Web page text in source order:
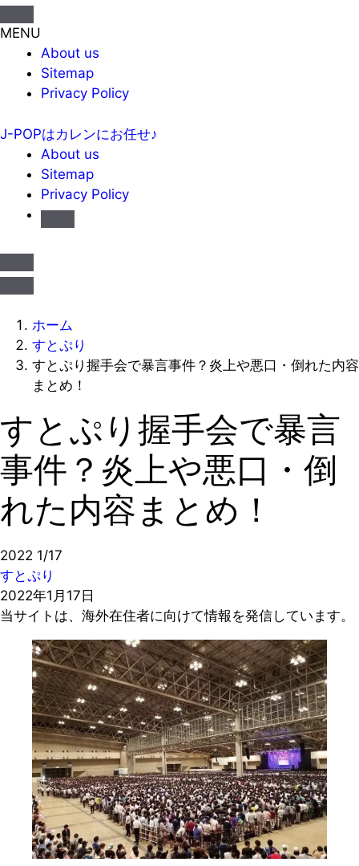
MENU
About us
Sitemap
Privacy Policy
J-POPはカレンにお任せ♪
About us
Sitemap
Privacy Policy
ホーム
すとぷり
すとぷり握手会で暴言事件？炎上や悪口・倒れた内容
まとめ！
すとぷり握手会で暴言
事件？炎上や悪口・倒
れた内容まとめ！
2022 1/17
すとぷり
2022年1月17日
当サイトは、海外在住者に向けて情報を発信しています。